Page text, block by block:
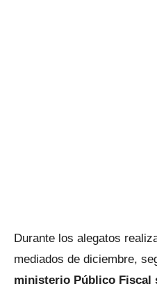
Durante los alegatos
mediados de diciembre,
ministerio Público Fiscal